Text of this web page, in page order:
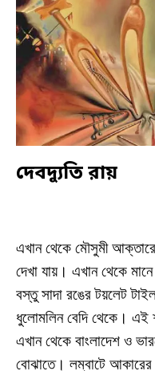
দেবদ্যুতি রায়
এখান থেকে মৌসুমী
দেখা যায়। এখান থেকে
বস্তু সাদা রঙের টয়লেট
ধুলোমলিন বেদি থেকে। এই
এখান থেকে বাংলাদেশ ও
বোঝাতে। লম্বাটে আকারের